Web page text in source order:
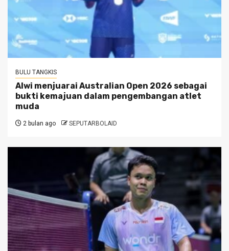
BULU TANGKIS
Alwi menjuarai Australian Open 2026 sebagai
bukti kemajuan dalam pengembangan atlet
muda
2 bulan ago SEPUTARBOLAID